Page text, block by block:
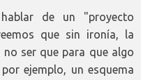
de un "proyecto
que sin ironía, la
ser que para que algo
ejemplo, un esquema